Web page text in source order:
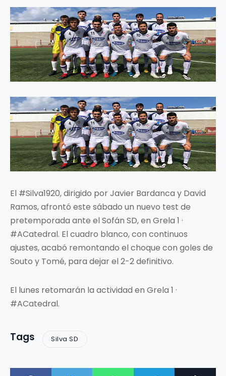
El #Silva1920, dirigido por Javier Bardanca y David
Ramos, afrontó este sábado un nuevo test de
pretemporada ante el Sofán SD, en Grela 1 ·
#ACatedral. El cuadro blanco, con continuos
ajustes, acabó remontando el choque con goles de
Souto y Tomé, para dejar el 2-2 definitivo.
El lunes retomarán la actividad en Grela 1 ·
#ACatedral.
Tags Silva SD